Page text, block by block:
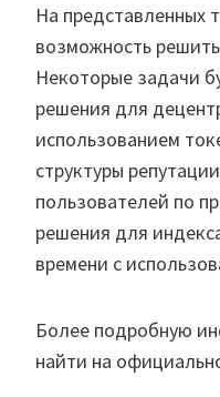
На представленных
возможность
Некоторые задачи
решения для
использованием
структуры
пользователей по
решения для
времени с
Более подробную
найти на